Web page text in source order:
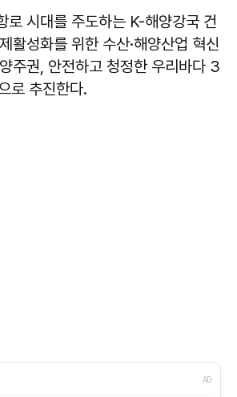
시대를 주도하는 K-해양강국 건
활성화를 위한 수산·해양산업 혁신
주권, 안전하고 청정한 우리바다 3
로 추진한다.